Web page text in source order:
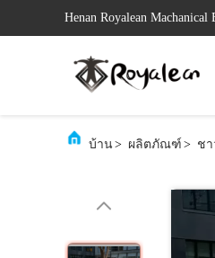
Henan Royalean
บ้าน> ผลิตภัณฑ์ > ชา